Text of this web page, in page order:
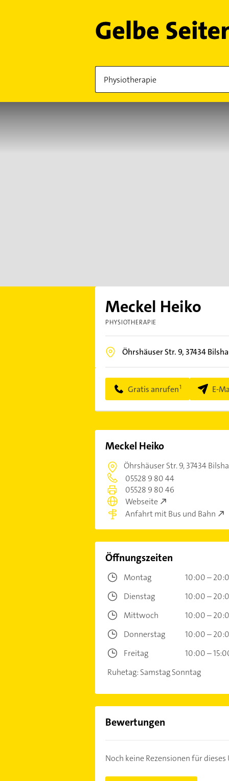
Meckel Heiko
PHYSIOTHERAPIE
Öhrshäuser Str. 9, 37434
Gratis anrufen E-
Meckel Heiko
Öhrshäuser Str. 9,37434
05528 9 80 44
05528 9 80 46
Webseite
Anfahrt mit Bus und Bahn
Öffnungszeiten
Montag
10:00 –
Dienstag
10:00 –
Mittwoch
10:00 –
Donnerstag
10:00 –
Freitag
10:00 –
Ruhetag: Samstag Sonntag
Bewertungen
Noch keine Rezensionen für